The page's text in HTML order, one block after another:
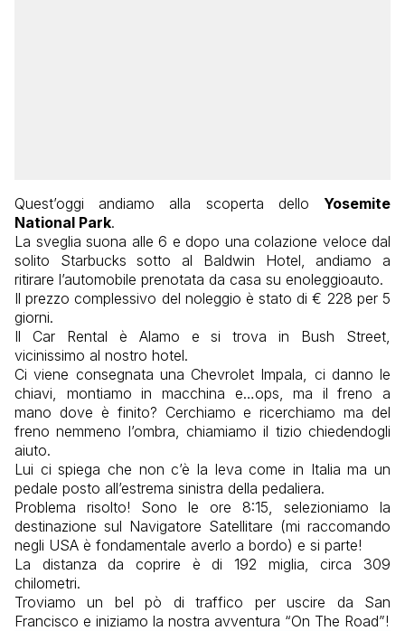
Quest’oggi andiamo alla scoperta dello Yosemite
National Park.
La sveglia suona alle 6 e dopo una colazione veloce dal
solito Starbucks sotto al Baldwin Hotel, andiamo a
ritirare l’automobile prenotata da casa su enoleggioauto.
Il prezzo complessivo del noleggio è stato di € 228 per 5
giorni.
Il Car Rental è Alamo e si trova in Bush Street,
vicinissimo al nostro hotel.
Ci viene consegnata una Chevrolet Impala, ci danno le
chiavi, montiamo in macchina e…ops, ma il freno a
mano dove è finito? Cerchiamo e ricerchiamo ma del
freno nemmeno l’ombra, chiamiamo il tizio chiedendogli
aiuto.
Lui ci spiega che non c’è la leva come in Italia ma un
pedale posto all’estrema sinistra della pedaliera.
Problema risolto! Sono le ore 8:15, selezioniamo la
destinazione sul Navigatore Satellitare (mi raccomando
negli USA è fondamentale averlo a bordo) e si parte!
La distanza da coprire è di 192 miglia, circa 309
chilometri.
Troviamo un bel pò di traffico per uscire da San
Francisco e iniziamo la nostra avventura “On The Road”!